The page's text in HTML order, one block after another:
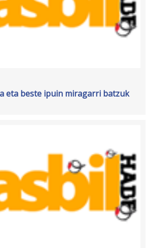
eta beste ipuin miragarri batzuk